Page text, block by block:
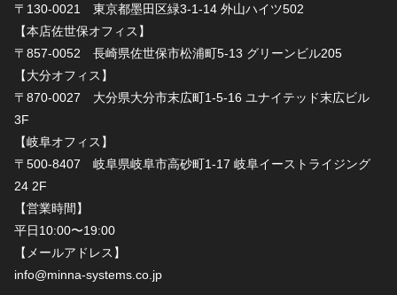
〒130-0021 東京都墨田区緑3-1-14 外山ハイツ502
【本店佐世保オフィス】
〒857-0052 長崎県佐世保市松浦町5-13 グリーンビル205
【大分オフィス】
〒870-0027 大分県大分市末広町1-5-16 ユナイテッド末広ビル
3F
【岐阜オフィス】
〒500-8407 岐阜県岐阜市高砂町1-17 岐阜イーストライジング
24 2F
【営業時間】
平日10:00〜19:00
【メールアドレス】
info@minna-systems.co.jp